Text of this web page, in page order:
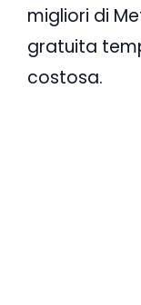
migliori di
gratuita
costosa.